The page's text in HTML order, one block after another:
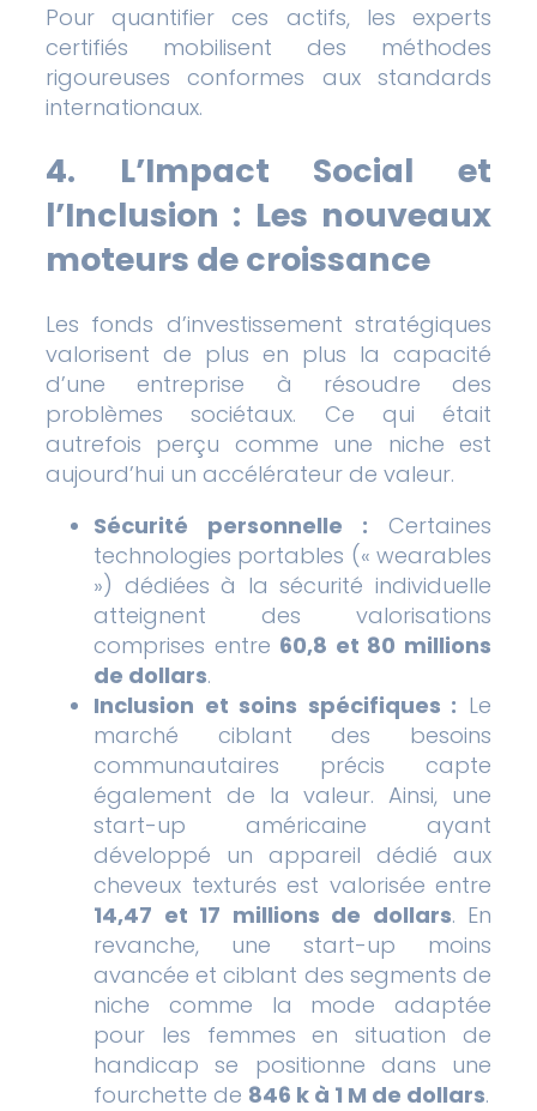
Pour quantifier ces actifs, les experts
certifiés mobilisent des méthodes
rigoureuses conformes aux standards
internationaux.
4. L’Impact Social et
l’Inclusion : Les nouveaux
moteurs de croissance
Les fonds d’investissement stratégiques
valorisent de plus en plus la capacité
d’une entreprise à résoudre des
problèmes sociétaux. Ce qui était
autrefois perçu comme une niche est
aujourd’hui un accélérateur de valeur.
Sécurité personnelle : Certaines
technologies portables (« wearables
») dédiées à la sécurité individuelle
atteignent des valorisations
comprises entre 60,8 et 80 millions
de dollars.
Inclusion et soins spécifiques : Le
marché ciblant des besoins
communautaires précis capte
également de la valeur. Ainsi, une
start-up américaine ayant
développé un appareil dédié aux
cheveux texturés est valorisée entre
14,47 et 17 millions de dollars. En
revanche, une start-up moins
avancée et ciblant des segments de
niche comme la mode adaptée
pour les femmes en situation de
handicap se positionne dans une
fourchette de 846 k à 1 M de dollars.